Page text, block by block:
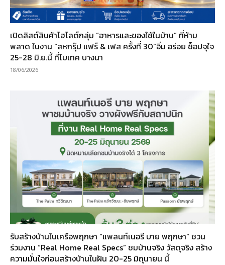
เปิดลิสต์สินค้าไฮไลต์กลุ่ม “อาหารและของใช้ในบ้าน” ที่ห้าม
พลาด ในงาน “สหกรุ๊ป แฟร์ & เฟส ครั้งที่ 30”อิ่ม อร่อย ช็อปจุใจ
25-28 มิ.ย.นี้ ที่ไบเทค บางนา
18/06/2026
รับสร้างบ้านในเครือพฤกษา “แพลนท์เนอรี บาย พฤกษา” ชวน
ร่วมงาน “Real Home Real Specs” ชมบ้านจริง วัสดุจริง สร้าง
ความมั่นใจก่อนสร้างบ้านในฝัน 20-25 มิถุนายน นี้